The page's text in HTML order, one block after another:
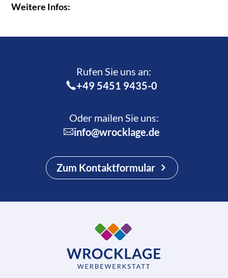
Weitere Infos:
Rufen Sie uns an:­
+49 5451 9435-0
Oder mailen Sie uns:
info@wrocklage.de
Zum Kontaktformular